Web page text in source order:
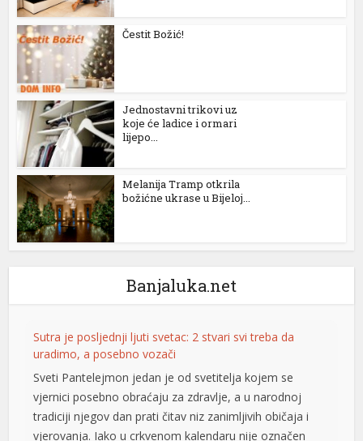
Čestit Božić!
Jednostavni trikovi uz
koje će ladice i ormari
lijepo...
Melanija Tramp otkrila
božićne ukrase u Bijeloj...
Banjaluka.net
Sutra je posljednji ljuti svetac: 2 stvari svi treba da
uradimo, a posebno vozači
Sveti Pantelejmon jedan je od svetitelja kojem se
vjernici posebno obraćaju za zdravlje, a u narodnoj
tradiciji njegov dan prati čitav niz zanimljivih običaja i
vjerovanja. Iako u crkvenom kalendaru nije označen